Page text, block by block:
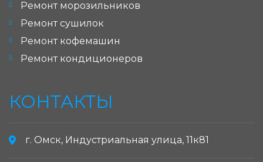
Ремонт морозильников
Ремонт сушилок
Ремонт кофемашин
Ремонт кондиционеров
КОНТАКТЫ
г. Омск, Индустриальная улица, 11к81